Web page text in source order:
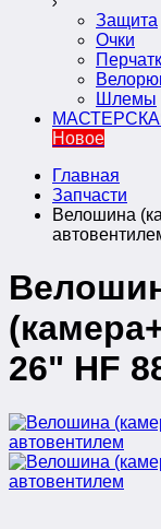
Защита
Очки
Шлемы
Новое
Главная
Запчасти
Велошина
26" HF